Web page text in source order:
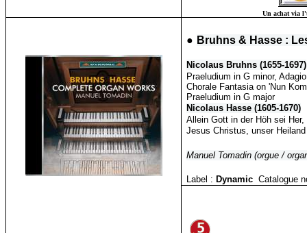
Un achat via
● Bruhns & Hasse :
Nicolaus Bruhns (1655-1697)
Praeludium in G minor,
Chorale Fantasia on 'Nun
Praeludium in G major
Nicolaus Hasse (1605-1670)
Allein Gott in der Höh sei
Jesus Christus, unser
Manuel Tomadin (orgue /
Label : Dynamic Catalogue